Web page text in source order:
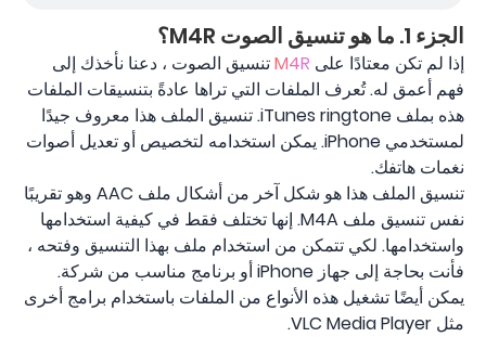
الجزء 1. ما هو تنسيق الصوت M4R؟
إذا لم تكن معتادًا على
تنسيق الصوت ، دعنا نأخذك إلى
فهم أعمق له. تُعرف الملفات التي تراها عادةً بتنسيقات الملفات
هذه بملف iTunes ringtone. تنسيق الملف هذا معروف جيدًا
لمستخدمي iPhone. يمكن استخدامه لتخصيص أو تعديل أصوات
نغمات هاتفك.
تنسيق الملف هذا هو شكل آخر من أشكال ملف AAC وهو تقريبًا
نفس تنسيق ملف M4A. إنها تختلف فقط في كيفية استخدامها
واستخدامها. لكي تتمكن من استخدام ملف بهذا التنسيق وفتحه ،
فأنت بحاجة إلى جهاز iPhone أو برنامج مناسب من شركة.
يمكن أيضًا تشغيل هذه الأنواع من الملفات باستخدام برامج أخرى
مثل VLC Media Player.